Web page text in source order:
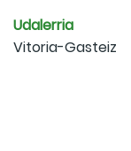
Udalerria
Vitoria-Gasteiz